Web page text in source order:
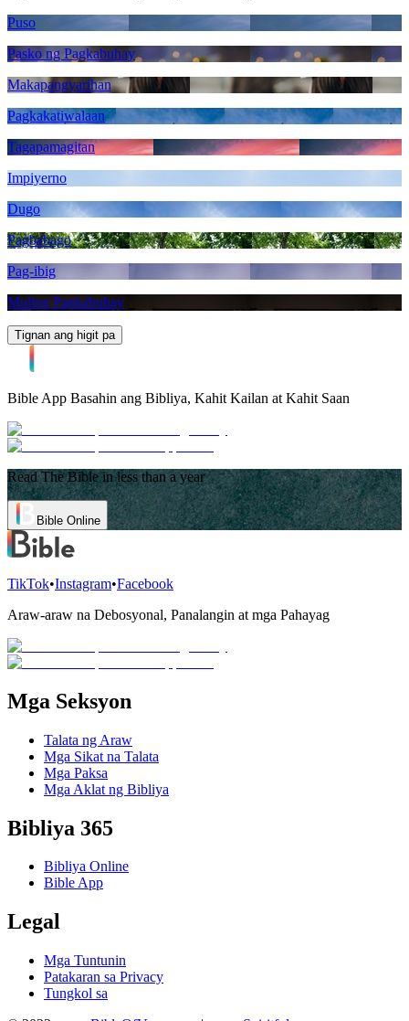
Puso
Pasko ng Pagkabuhay
Makapangyarihan
Pagkakatiwalaan
Tagapamagitan
Impiyerno
Dugo
Pagbabago
Pag-ibig
Muling Pagkabuhay
Tignan ang higit pa
Bible App Basahin ang Bibliya, Kahit Kailan at Kahit Saan
Read The Bible in less than a year
Bible Online
TikTok•Instagram•Facebook
Araw-araw na Debosyonal, Panalangin at mga Pahayag
Mga Seksyon
Talata ng Araw
Mga Sikat na Talata
Mga Paksa
Mga Aklat ng Bibliya
Bibliya 365
Bibliya Online
Bible App
Legal
Mga Tuntunin
Patakaran sa Privacy
Tungkol sa